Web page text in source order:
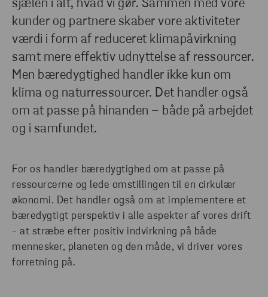
sjælen i alt, hvad vi gør. Sammen med vore
kunder og partnere skaber vore aktiviteter
værdi i form af reduceret klimapåvirkning
samt mere effektiv udnyttelse af ressourcer.
Men bæredygtighed handler ikke kun om
klima og naturressourcer. Det handler også
om at passe på hinanden – både på arbejdet
og i samfundet.
For os handler bæredygtighed om at passe på
ressourcerne og lede omstillingen til en cirkulær
økonomi. Det handler også om at implementere et
bæredygtigt perspektiv i alle aspekter af vores drift
- at stræbe efter positiv indvirkning på både
mennesker, planeten og den måde, vi driver vores
forretning på.
SE RAPPORT